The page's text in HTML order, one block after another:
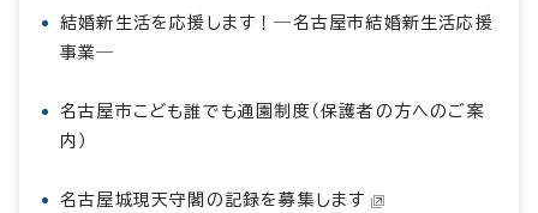
結婚新生活を応援します！―名古屋市結婚新生活応援
事業―
名古屋市こども誰でも通園制度（保護者の方へのご案
内）
名古屋城現天守閣の記録を募集します